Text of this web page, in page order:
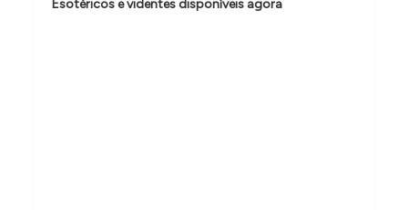
Esotéricos e videntes disponíveis agora